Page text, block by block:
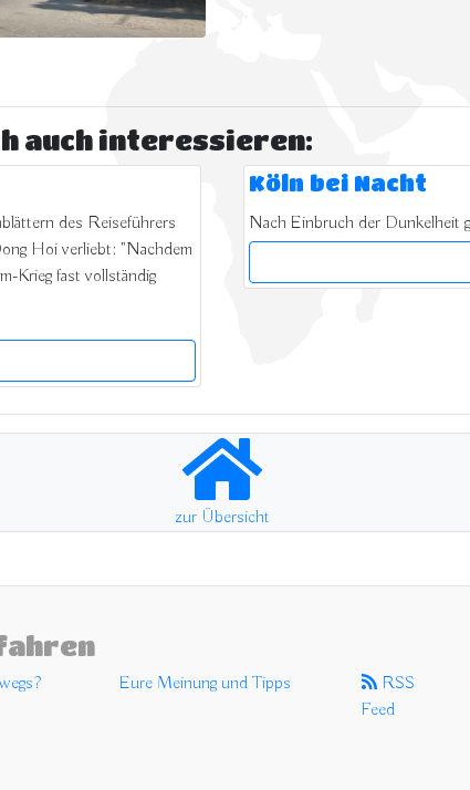
auch interessieren:
des Reiseführers
Hoi verliebt: "Nachdem
Krieg fast vollständig
Köln bei Nacht
Nach Einbruch der Dunkelheit
zur Übersicht
Eure Meinung und Tipps
RSS
Feed